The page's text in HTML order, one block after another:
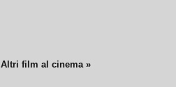
Altri film al cinema »